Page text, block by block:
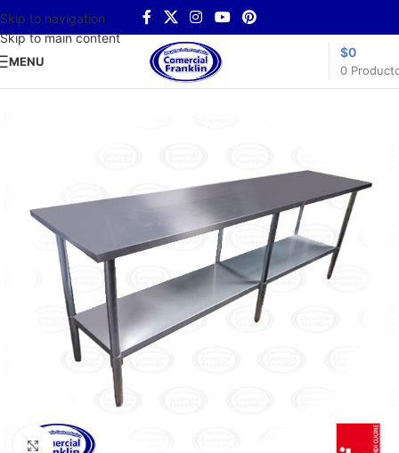
Skip to navigation
Skip to main content
MENU
0
$0
Haga clic para ampliar